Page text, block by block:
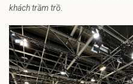
khách trầm trồ.